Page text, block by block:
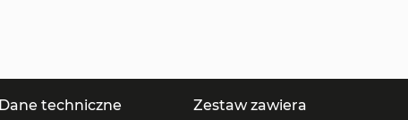
Dane techniczne Zestaw zawiera